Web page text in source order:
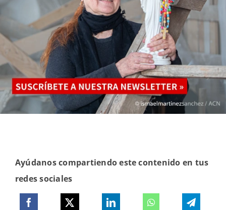
Ayúdanos compartiendo este contenido en tus
redes sociales